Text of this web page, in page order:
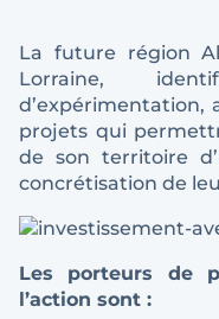
La future région
Lorraine,
d’expérimentation,
projets qui
de son territoire
concrétisation de
Les porteurs de
l’action sont :